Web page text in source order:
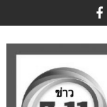
to
content